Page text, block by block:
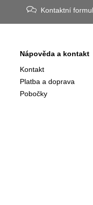
Kontaktní
Nápověda a kontakt
Kontakt
Platba a doprava
Pobočky